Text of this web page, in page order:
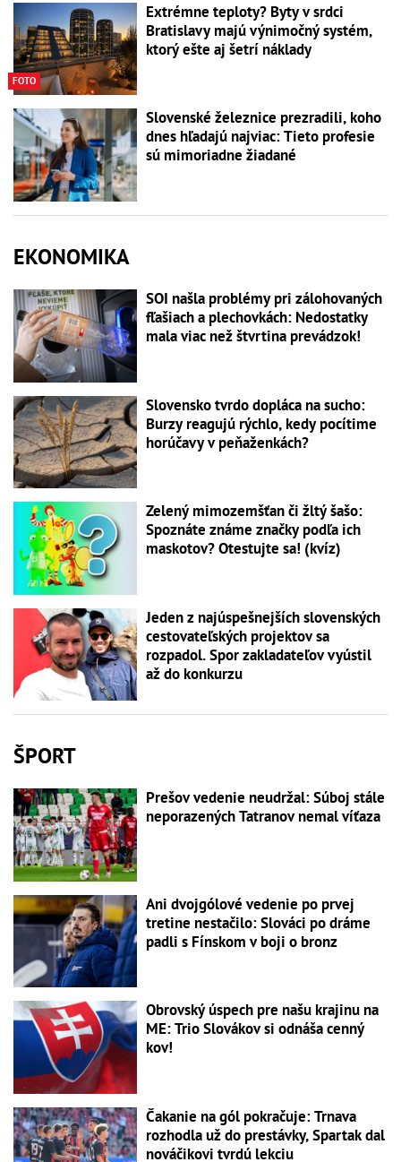
FOTO
Extrémne teploty? Byty v srdci
Bratislavy majú výnimočný systém,
ktorý ešte aj šetrí náklady
Slovenské železnice prezradili, koho
dnes hľadajú najviac: Tieto profesie
sú mimoriadne žiadané
EKONOMIKA
SOI našla problémy pri zálohovaných
fľašiach a plechovkách: Nedostatky
mala viac než štvrtina prevádzok!
Slovensko tvrdo dopláca na sucho:
Burzy reagujú rýchlo, kedy pocítime
horúčavy v peňaženkách?
Zelený mimozemšťan či žltý šašo:
Spoznáte známe značky podľa ich
maskotov? Otestujte sa! (kvíz)
Jeden z najúspešnejších slovenských
cestovateľských projektov sa
rozpadol. Spor zakladateľov vyústil
až do konkurzu
ŠPORT
Prešov vedenie neudržal: Súboj stále
neporazených Tatranov nemal víťaza
Ani dvojgólové vedenie po prvej
tretine nestačilo: Slováci po dráme
padli s Fínskom v boji o bronz
Obrovský úspech pre našu krajinu na
ME: Trio Slovákov si odnáša cenný
kov!
Čakanie na gól pokračuje: Trnava
rozhodla už do prestávky, Spartak dal
nováčikovi tvrdú lekciu